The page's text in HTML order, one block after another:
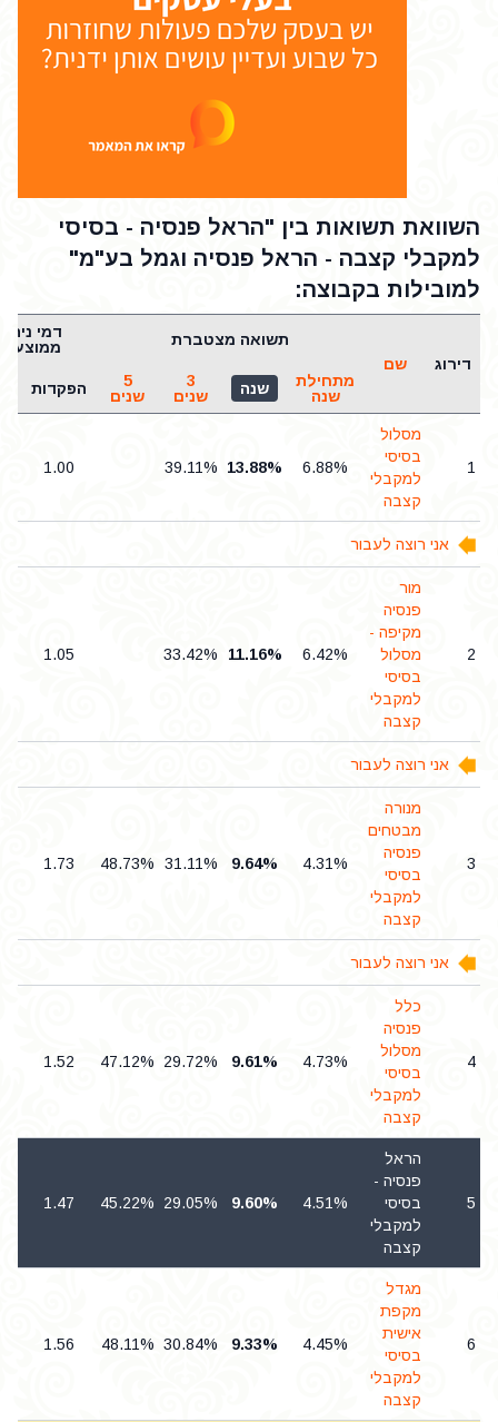
השוואת תשואות בין "הראל פנסיה - בסיסי
למקבלי קצבה - הראל פנסיה וגמל בע"מ"
למובילות בקבוצה:
דירוג שם
תשואה מצטברת
דמי
מתחילת
שנה
שנה
3
שנים
5
שנים
הפקדות
1
מסלול
בסיסי
למקבלי
קצבה
6.88%
13.88%
39.11%
1.00
אני רוצה לעבור
2
מור
פנסיה
מקיפה -
מסלול
בסיסי
למקבלי
קצבה
6.42%
11.16%
33.42%
1.05
אני רוצה לעבור
3
מנורה
מבטחים
פנסיה
בסיסי
למקבלי
קצבה
4.31%
9.64%
31.11%
48.73%
1.73
אני רוצה לעבור
4
כלל
פנסיה
מסלול
בסיסי
למקבלי
קצבה
4.73%
9.61%
29.72%
47.12%
1.52
5
הראל
פנסיה -
בסיסי
למקבלי
קצבה
4.51%
9.60%
29.05%
45.22%
1.47
6
מגדל
מקפת
אישית
בסיסי
למקבלי
קצבה
4.45%
9.33%
30.84%
48.11%
1.56